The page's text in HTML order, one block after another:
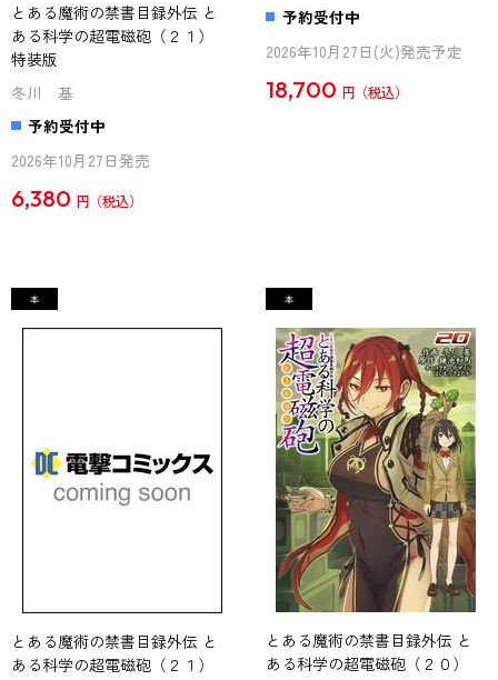
とある魔術の禁書目録外伝 と
ある科学の超電磁砲（２１）
特装版
冬川 基
予約受付中
2026年10月27日発売
6,380 円
予約受付中
2026年10月27日(火)発売予定
18,700 円
とある魔術の禁書目録外伝 と
ある科学の超電磁砲（２１）
とある魔術の禁書目録外伝 と
ある科学の超電磁砲（２０）